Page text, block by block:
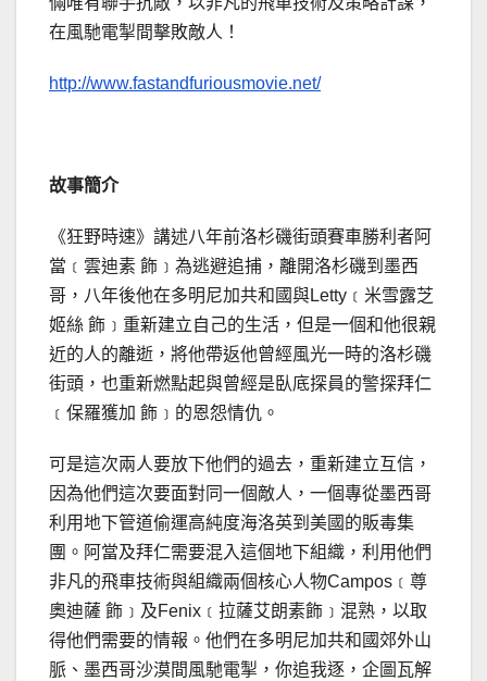
在風馳電掣間擊敗敵人！
http://www.fastandfuriousmovie.net/
故事簡介
《狂野時速》講述八年前洛杉磯街頭賽車勝利者阿
當﹝雲迪素 飾﹞為逃避追捕，離開洛杉磯到墨西
哥，八年後他在多明尼加共和國與Letty﹝米雪露芝
姬絲 飾﹞重新建立自己的生活，但是一個和他很親
近的人的離逝，將他帶返他曾經風光一時的洛杉磯
街頭，也重新燃點起與曾經是臥底探員的警探拜仁
﹝保羅獲加 飾﹞的恩怨情仇。
可是這次兩人要放下他們的過去，重新建立互信，
因為他們這次要面對同一個敵人，一個專從墨西哥
利用地下管道偷運高純度海洛英到美國的販毒集
團。阿當及拜仁需要混入這個地下組織，利用他們
非凡的飛車技術與組織兩個核心人物Campos﹝尊
奧迪薩 飾﹞及Fenix﹝拉薩艾朗素飾﹞混熟，以取
得他們需要的情報。他們在多明尼加共和國郊外山
脈、墨西哥沙漠間風馳電掣，你追我逐，企圖瓦解